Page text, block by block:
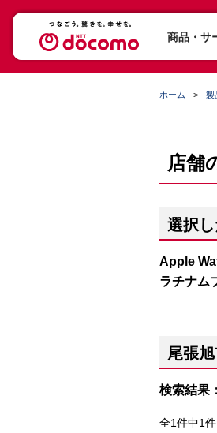
商品・サ
ホーム 製
店舗
選択
Apple
ラチナム
尾張
検索結果
全1件中1